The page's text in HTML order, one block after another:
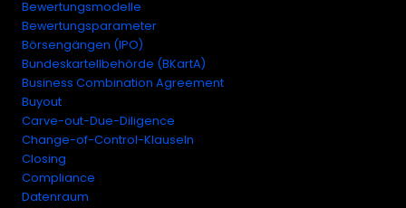
Bewertungsmodelle
Bewertungsparameter
Börsengängen (IPO)
Bundeskartellbehörde (BKartA)
Business Combination Agreement
Buyout
Carve-out-Due-Diligence
Change-of-Control-Klauseln
Closing
Compliance
Datenraum